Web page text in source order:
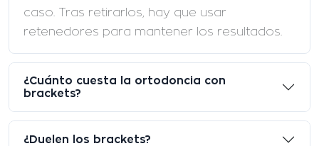
caso. Tras retirarlos, hay que usar
retenedores para mantener los resultados.
¿Cuánto cuesta la ortodoncia con
brackets?
¿Duelen los brackets?